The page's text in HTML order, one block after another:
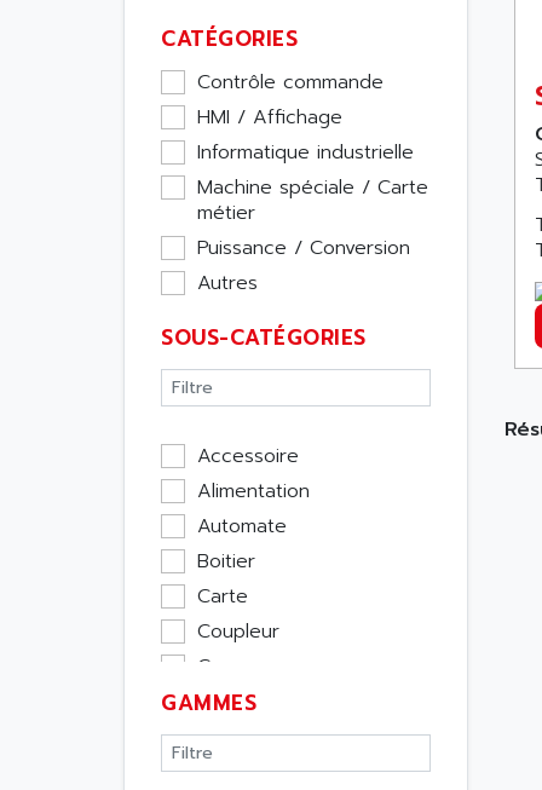
CATÉGORIES
Contrôle commande
HMI / Affichage
Informatique industrielle
Machine spéciale / Carte
métier
Puissance / Conversion
Autres
SOUS-CATÉGORIES
Accessoire
Alimentation
Automate
Boitier
Carte
Coupleur
Cpu
Ecran
Entrée / Sortie
Memoire
GAMMES